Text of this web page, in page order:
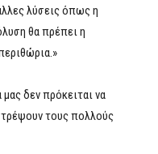
λύσεις όπως η
θα πρέπει η
δεν πρόκειται να
τους πολλούς